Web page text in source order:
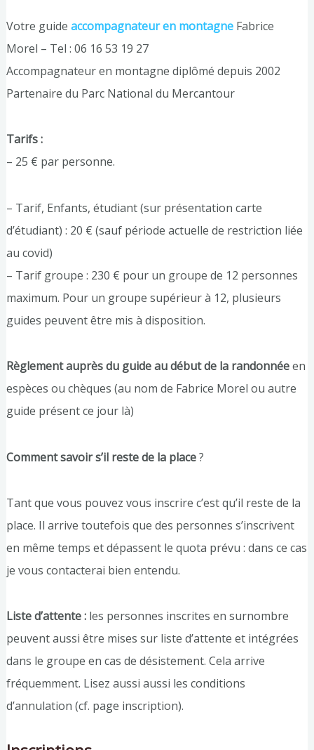
Votre guide accompagnateur en montagne Fabrice
Morel – Tel : 06 16 53 19 27
Accompagnateur en montagne diplômé depuis 2002
Partenaire du Parc National du Mercantour
Tarifs :
– 25 € par personne.
– Tarif, Enfants, étudiant (sur présentation carte
d’étudiant) : 20 € (sauf période actuelle de restriction liée
au covid)
– Tarif groupe : 230 € pour un groupe de 12 personnes
maximum. Pour un groupe supérieur à 12, plusieurs
guides peuvent être mis à disposition.
Règlement auprès du guide au début de la randonnéeen
espèces ou chèques (au nom de Fabrice Morel ou autre
guide présent ce jour là)
Comment savoir s’il reste de la place?
Tant que vous pouvez vous inscrire c’est qu’il reste de la
place. Il arrive toutefois que des personnes s’inscrivent
en même temps et dépassent le quota prévu : dans ce cas
je vous contacterai bien entendu.
Liste d’attente :les personnes inscrites en surnombre
peuvent aussi être mises sur liste d’attente et intégrées
dans le groupe en cas de désistement. Cela arrive
fréquemment. Lisez aussi aussi les conditions
d’annulation (cf. page inscription).